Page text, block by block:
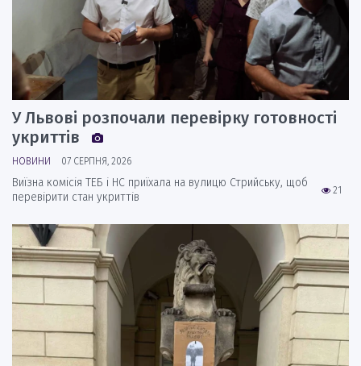
У Львові розпочали перевірку готовності
укриттів
НОВИНИ 07 СЕРПНЯ, 2026
21
Виїзна комісія ТЕБ і НС приїхала на вулицю Стрийську, щоб
перевірити стан укриттів